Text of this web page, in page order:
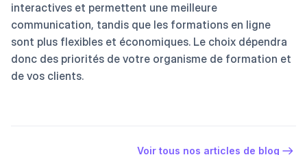
interactives et permettent une meilleure
communication, tandis que les formations en ligne
sont plus flexibles et économiques. Le choix dépendra
donc des priorités de votre organisme de formation et
de vos clients.
Voir tous nos articles de blog